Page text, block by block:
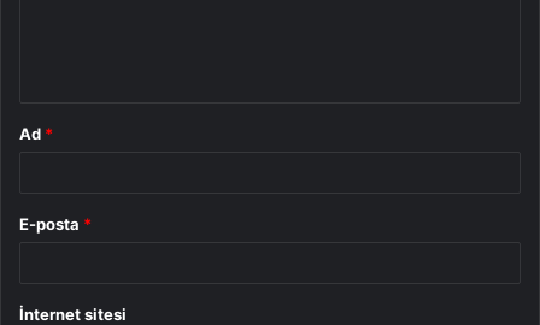
Ad *
E-posta *
İnternet sitesi